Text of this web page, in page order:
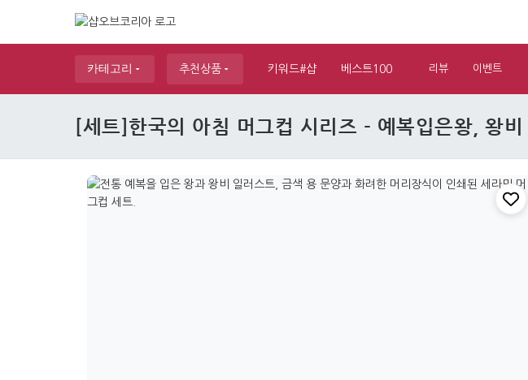
카테고리 추천상품 키워드#샵 베스트100 리뷰 이벤트
[세트]한국의 아침 머그컵 시리즈 - 예복입은왕, 왕비